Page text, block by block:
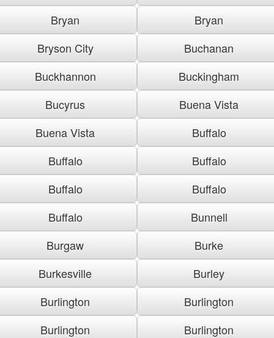
Bryan
Bryan
Bryson City
Buchanan
Buckhannon
Buckingham
Bucyrus
Buena Vista
Buena Vista
Buffalo
Buffalo
Buffalo
Buffalo
Buffalo
Buffalo
Bunnell
Burgaw
Burke
Burkesville
Burley
Burlington
Burlington
Burlington
Burlington